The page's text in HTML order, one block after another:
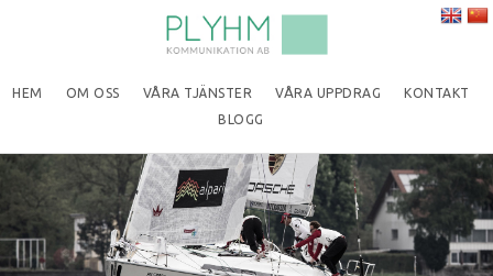
HEM OM OSS VÅRA TJÄNSTER VÅRA UPPDRAG
KONTAKT
BLOGG